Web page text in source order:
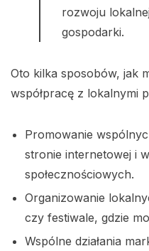
rozwoju
gospodarki.
Oto kilka sposobów, jak
współpracę z lokalnymi
Promowanie
stronie internetowej i
społecznościowych.
Organizowanie
czy festiwale, gdzie
Wspólne działania